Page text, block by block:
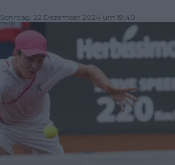
Sonntag, 22 Dezember 2024 um 19:40